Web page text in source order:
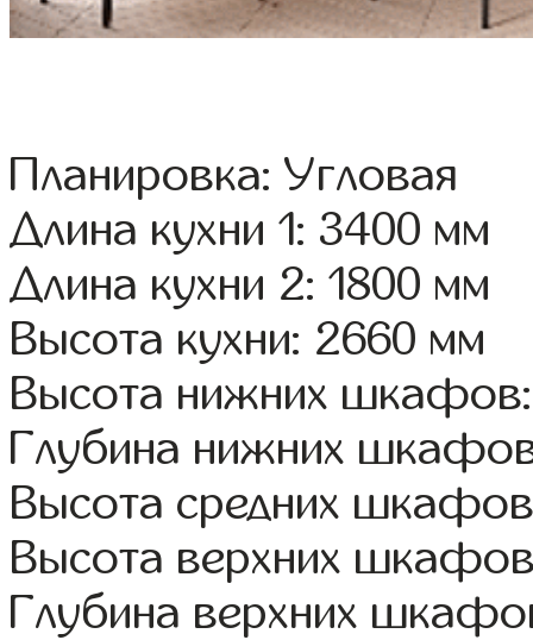
Планировка: Угловая
Длина кухни 1: 3400 мм
Длина кухни 2: 1800 мм
Высота кухни: 2660 мм
Высота нижних
Глубина нижних
Высота средних
Высота верхних
Глубина верхних